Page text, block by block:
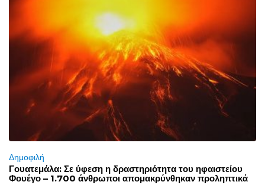
Δημοφιλή
Γουατεμάλα: Σε ύφεση η δραστηριότητα του ηφαιστείου
Φουέγο – 1.700 άνθρωποι απομακρύνθηκαν προληπτικά